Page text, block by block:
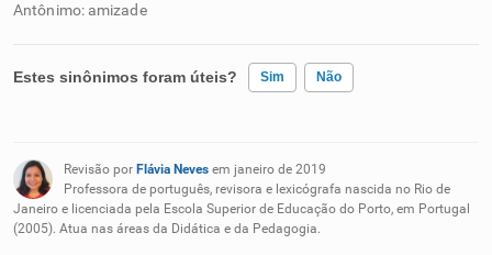
Antônimo: amizade
Estes sinônimos foram úteis? Sim Não
Nenhum dos sinônimos apresentados me ajudou
Outro
Revisão por Flávia Neves em janeiro de 2019
Professora de português, revisora e lexicógrafa nascida no Rio de
Janeiro e licenciada pela Escola Superior de Educação do Porto, em Portugal
(2005). Atua nas áreas da Didática e da Pedagogia.